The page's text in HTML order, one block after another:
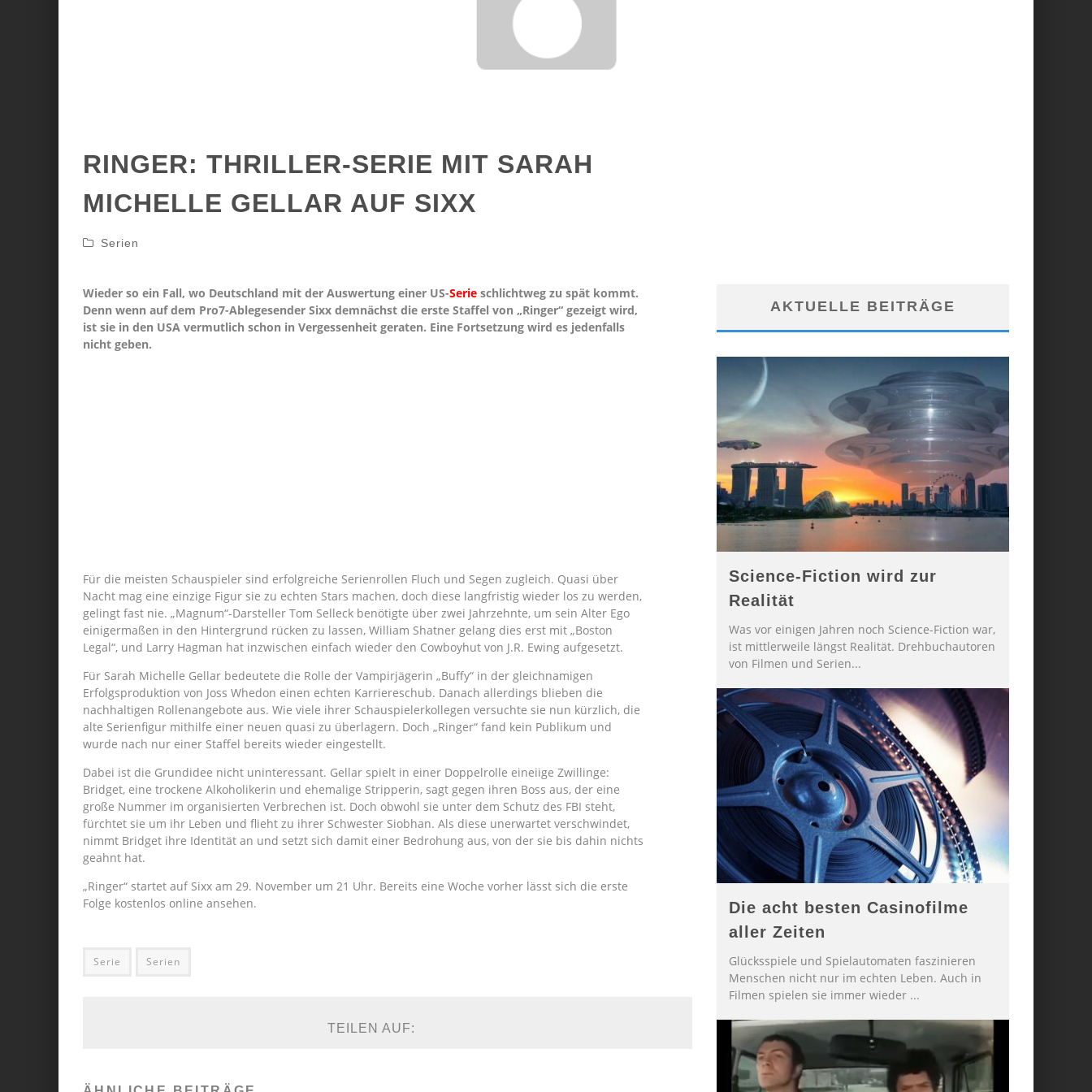
RINGER: THRILLER-SERIE MIT SARAH
MICHELLE GELLAR AUF SIXX
Serien
Wieder so ein Fall, wo Deutschland mit der Auswertung einer US-Serie schlichtweg zu spät kommt.
Denn wenn auf dem Pro7-Ablegesender Sixx demnächst die erste Staffel von „Ringer“ gezeigt wird,
ist sie in den USA vermutlich schon in Vergessenheit geraten. Eine Fortsetzung wird es jedenfalls
nicht geben.
Für die meisten Schauspieler sind erfolgreiche Serienrollen Fluch und Segen zugleich. Quasi über
Nacht mag eine einzige Figur sie zu echten Stars machen, doch diese langfristig wieder los zu werden,
gelingt fast nie. „Magnum“-Darsteller Tom Selleck benötigte über zwei Jahrzehnte, um sein Alter Ego
einigermaßen in den Hintergrund rücken zu lassen, William Shatner gelang dies erst mit „Boston
Legal“, und Larry Hagman hat inzwischen einfach wieder den Cowboyhut von J.R. Ewing aufgesetzt.
Für Sarah Michelle Gellar bedeutete die Rolle der Vampirjägerin „Buffy“ in der gleichnamigen
Erfolgsproduktion von Joss Whedon einen echten Karriereschub. Danach allerdings blieben die
nachhaltigen Rollenangebote aus. Wie viele ihrer Schauspielerkollegen versuchte sie nun kürzlich, die
alte Serienfigur mithilfe einer neuen quasi zu überlagern. Doch „Ringer“ fand kein Publikum und
wurde nach nur einer Staffel bereits wieder eingestellt.
Dabei ist die Grundidee nicht uninteressant. Gellar spielt in einer Doppelrolle eineiige Zwillinge:
Bridget, eine trockene Alkoholikerin und ehemalige Stripperin, sagt gegen ihren Boss aus, der eine
große Nummer im organisierten Verbrechen ist. Doch obwohl sie unter dem Schutz des FBI steht,
fürchtet sie um ihr Leben und flieht zu ihrer Schwester Siobhan. Als diese unerwartet verschwindet,
nimmt Bridget ihre Identität an und setzt sich damit einer Bedrohung aus, von der sie bis dahin nichts
geahnt hat.
„Ringer“ startet auf Sixx am 29. November um 21 Uhr. Bereits eine Woche vorher lässt sich die erste
Folge kostenlos online ansehen.
Serie Serien
TEILEN AUF:
AKTUELLE BEITRÄGE
Science-Fiction wird zur
Realität
Was vor einigen Jahren noch Science-Fiction war,
ist mittlerweile längst Realität. Drehbuchautoren
von Filmen und Serien...
Die acht besten Casinofilme
aller Zeiten
Glücksspiele und Spielautomaten faszinieren
Menschen nicht nur im echten Leben. Auch in
Filmen spielen sie immer wieder ...